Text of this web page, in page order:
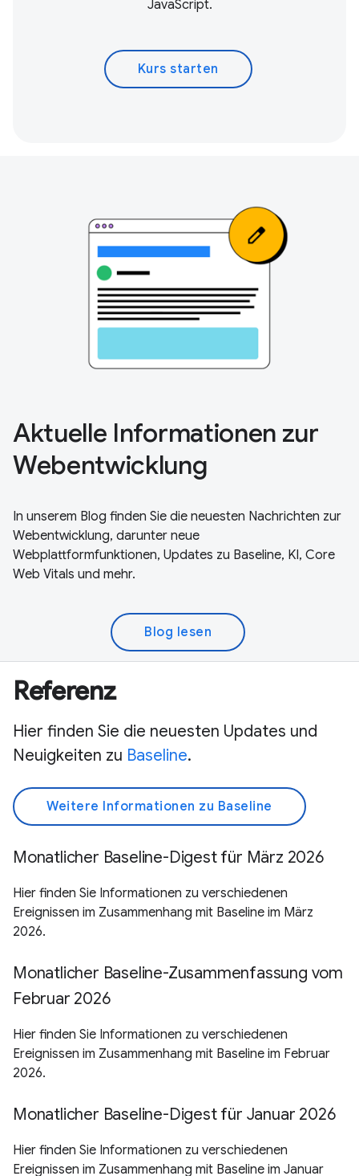
JavaScript.
Kurs starten
Aktuelle Informationen zur
Webentwicklung
In unserem Blog finden Sie die neuesten Nachrichten zur
Webentwicklung, darunter neue
Webplattformfunktionen, Updates zu Baseline, KI, Core
Web Vitals und mehr.
Blog lesen
Referenz
Hier finden Sie die neuesten Updates und
Neuigkeiten zu Baseline.
Weitere Informationen zu Baseline
Monatlicher Baseline-Digest für März 2026
Hier finden Sie Informationen zu verschiedenen
Ereignissen im Zusammenhang mit Baseline im März
2026.
Monatlicher Baseline-Zusammenfassung vom
Februar 2026
Hier finden Sie Informationen zu verschiedenen
Ereignissen im Zusammenhang mit Baseline im Februar
2026.
Monatlicher Baseline-Digest für Januar 2026
Hier finden Sie Informationen zu verschiedenen
Ereignissen im Zusammenhang mit Baseline im Januar